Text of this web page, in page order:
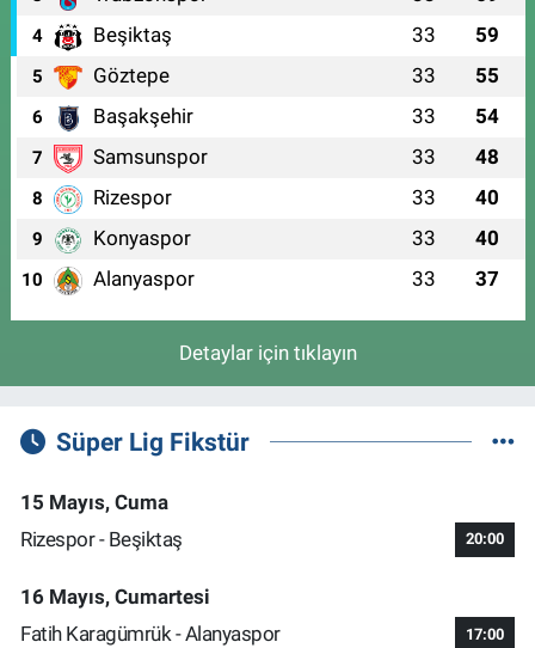
4 Beşiktaş 33 59
5 Göztepe 33 55
6 Başakşehir 33 54
7 Samsunspor 33 48
8 Rizespor 33 40
9 Konyaspor 33 40
10 Alanyaspor 33 37
Detaylar için tıklayın
Süper Lig Fikstür
15 Mayıs, Cuma
Rizespor - Beşiktaş
20:00
16 Mayıs, Cumartesi
Fatih Karagümrük - Alanyaspor
17:00